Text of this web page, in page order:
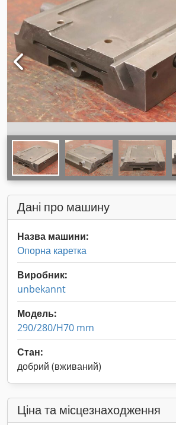
Дані про машину
Назва машини:
Опорна каретка
Виробник:
unbekannt
Модель:
290/280/H70 mm
Стан:
добрий (вживаний)
Ціна та місцезнаходження